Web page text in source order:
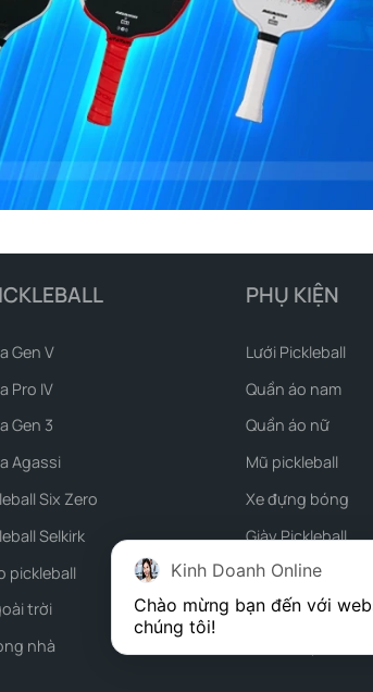
Gen V
Pro IV
Gen 3
Agassi
Six Zero
Selkirk
pickleball
trời
nhà
PHỤ KIỆN
Lưới Pickleball
Quần áo nam
Quần áo nữ
Mũ pickleball
Xe đựng bóng
Giày Pickleball
Phụ kiện vợt
Barrier sân
Kinh Doanh Online
Chào mừng bạn đến với
chúng tôi!